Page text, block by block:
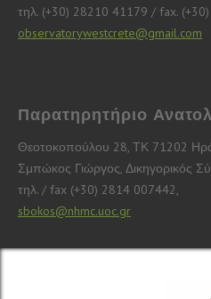
τηλ. (+30) 28210 41179 / fax.
observatorywestcrete@gmail.com
Παρατηρητήριο
Θεοτοκοπούλου 28, ΤΚ 71202
Σμπώκος Γιώργος, Δικηγορικός
τηλ. / fax (+30) 2814 007442,
sbokos@nhmc.uoc.gr